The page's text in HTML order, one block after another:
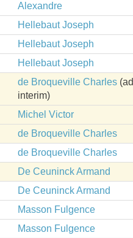
Alexandre
Hellebaut Joseph
Hellebaut Joseph
Hellebaut Joseph
de Broqueville Charles (ad
interim)
Michel Victor
de Broqueville Charles
de Broqueville Charles
De Ceuninck Armand
De Ceuninck Armand
Masson Fulgence
Masson Fulgence